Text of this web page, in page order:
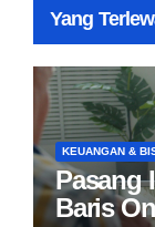
Yang
KEUANGAN &
Pasang
Baris